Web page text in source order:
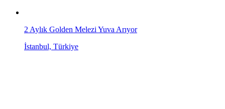
2 Aylık Golden Melezi Yuva Arıyor
İstanbul, Türkiye